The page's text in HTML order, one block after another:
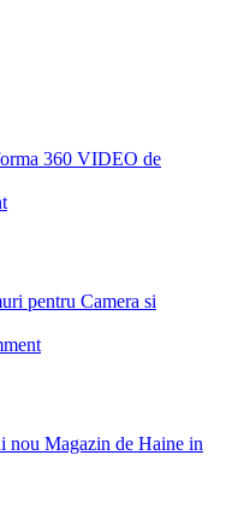
360 VIDEO de
pentru Camera si
nou Magazin de Haine in